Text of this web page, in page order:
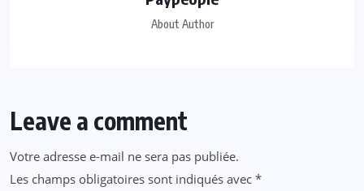
About Author
Leave a comment
Votre adresse e-mail ne sera pas publiée.
Les champs obligatoires sont indiqués avec *